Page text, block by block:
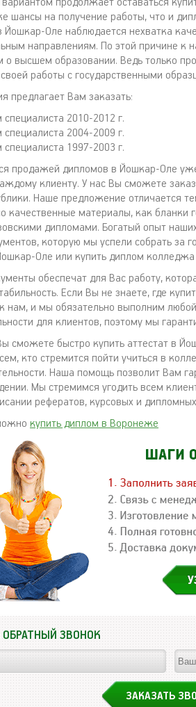
шансы на получение работы, что и
Йошкар-Оле наблюдается нехватка
направлениям. По этой причине к
о высшем образовании. Ведь только
работы с государственными
предлагает Вам заказать:
2010-2012 г.
2004-2009 г.
1997-2003 г.
продажей дипломов в Йошкар-Оле
клиенту. У нас Вы сможете
Наше предложение отличается
качественные материалы, как бланки
дипломами. Богатый опыт
которую мы успели собрать за
Оле или купить диплом
обеспечат для Вас работу,
Если Вы не знаете, где
нам, и мы обязательно выполним
для клиентов, поэтому мы
сможете быстро купить аттестат в
кто стремится пойти учиться в
Наша помощь позволит Вам
Мы стремимся угодить всем
рефератов, курсовых и
купить диплом в Воронеже
ОБРАТНЫЙ ЗВОНОК